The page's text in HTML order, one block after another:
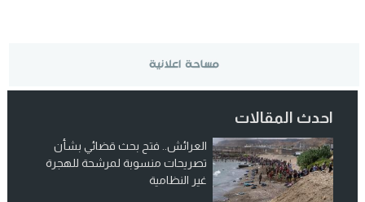
احدث المقالات
العرائش.. فتح بحث قضائي بشأن
تصريحات منسوبة لمرشحة للهجرة
غير النظامية